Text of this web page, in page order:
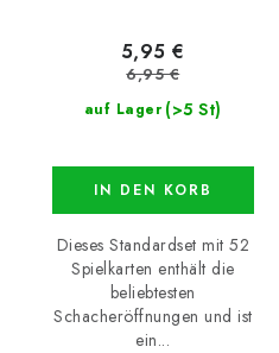
auf Lager (>5 St)
5,95 €
6,95 €
IN DEN KORB
Dieses Standardset mit 52
Spielkarten enthält die
beliebtesten
Schacheröffnungen und ist
ein...